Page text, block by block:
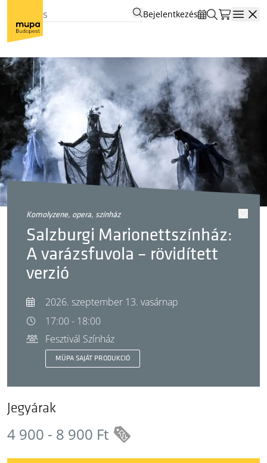
Bejelentkezés
komolyzene, opera, színház
Salzburgi Marionettszínház:
A varázsfuvola – rövidített
verzió
2026. szeptember 13. vasárnap
17:00 - 18:00
Fesztivál Színház
MÜPA SAJÁT PRODUKCIÓ
Jegyárak
4 900 - 8 900 Ft